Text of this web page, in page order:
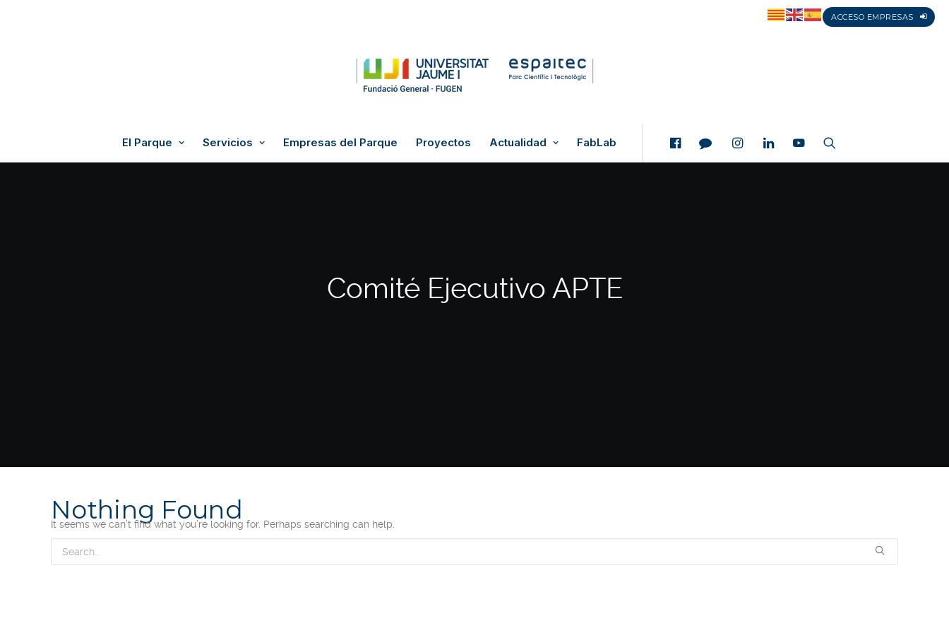
ACCESO EMPRESAS
El Parque Servicios Empresas del Parque Proyectos Actualidad FabLab
Comité Ejecutivo APTE
Nothing Found
It seems we can’t find what you’re looking for. Perhaps searching can help.